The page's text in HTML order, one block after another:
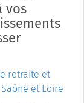
vos
retraite et
Saône et Loire